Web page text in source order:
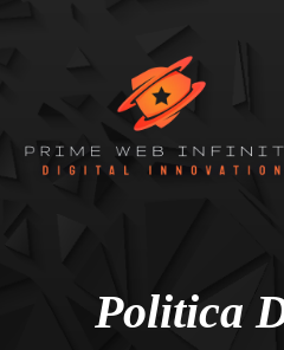
Politica